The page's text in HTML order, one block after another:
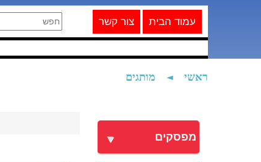
עמוד הבית צור קשר
ראשי ◄ מותגים
מפסקים